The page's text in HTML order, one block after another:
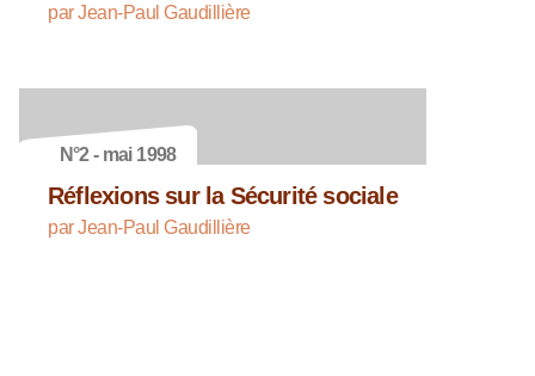
par Jean-Paul Gaudillière
N°2 - mai 1998
Réflexions sur la Sécurité sociale
par Jean-Paul Gaudillière